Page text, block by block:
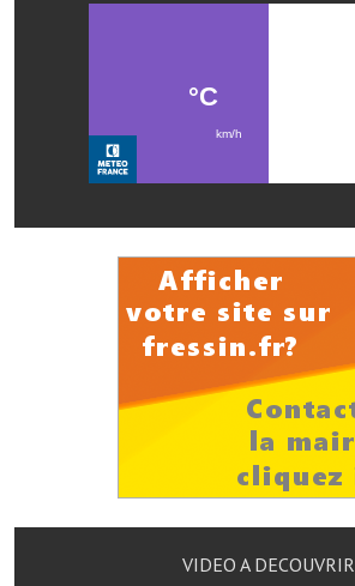
VIDEO A DECOUVRIR